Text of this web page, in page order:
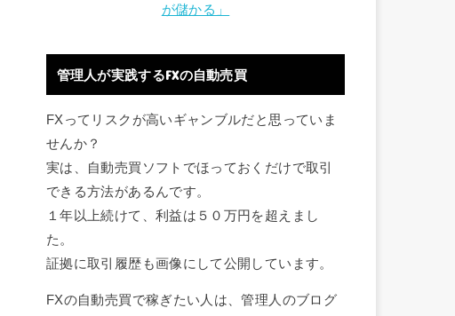
が儲かる」
管理人が実践するFXの自動売買
FXってリスクが高いギャンブルだと思っていま
せんか？
実は、自動売買ソフトでほっておくだけで取引
できる方法があるんです。
１年以上続けて、利益は５０万円を超えまし
た。
証拠に取引履歴も画像にして公開しています。
FXの自動売買で稼ぎたい人は、管理人のブログ